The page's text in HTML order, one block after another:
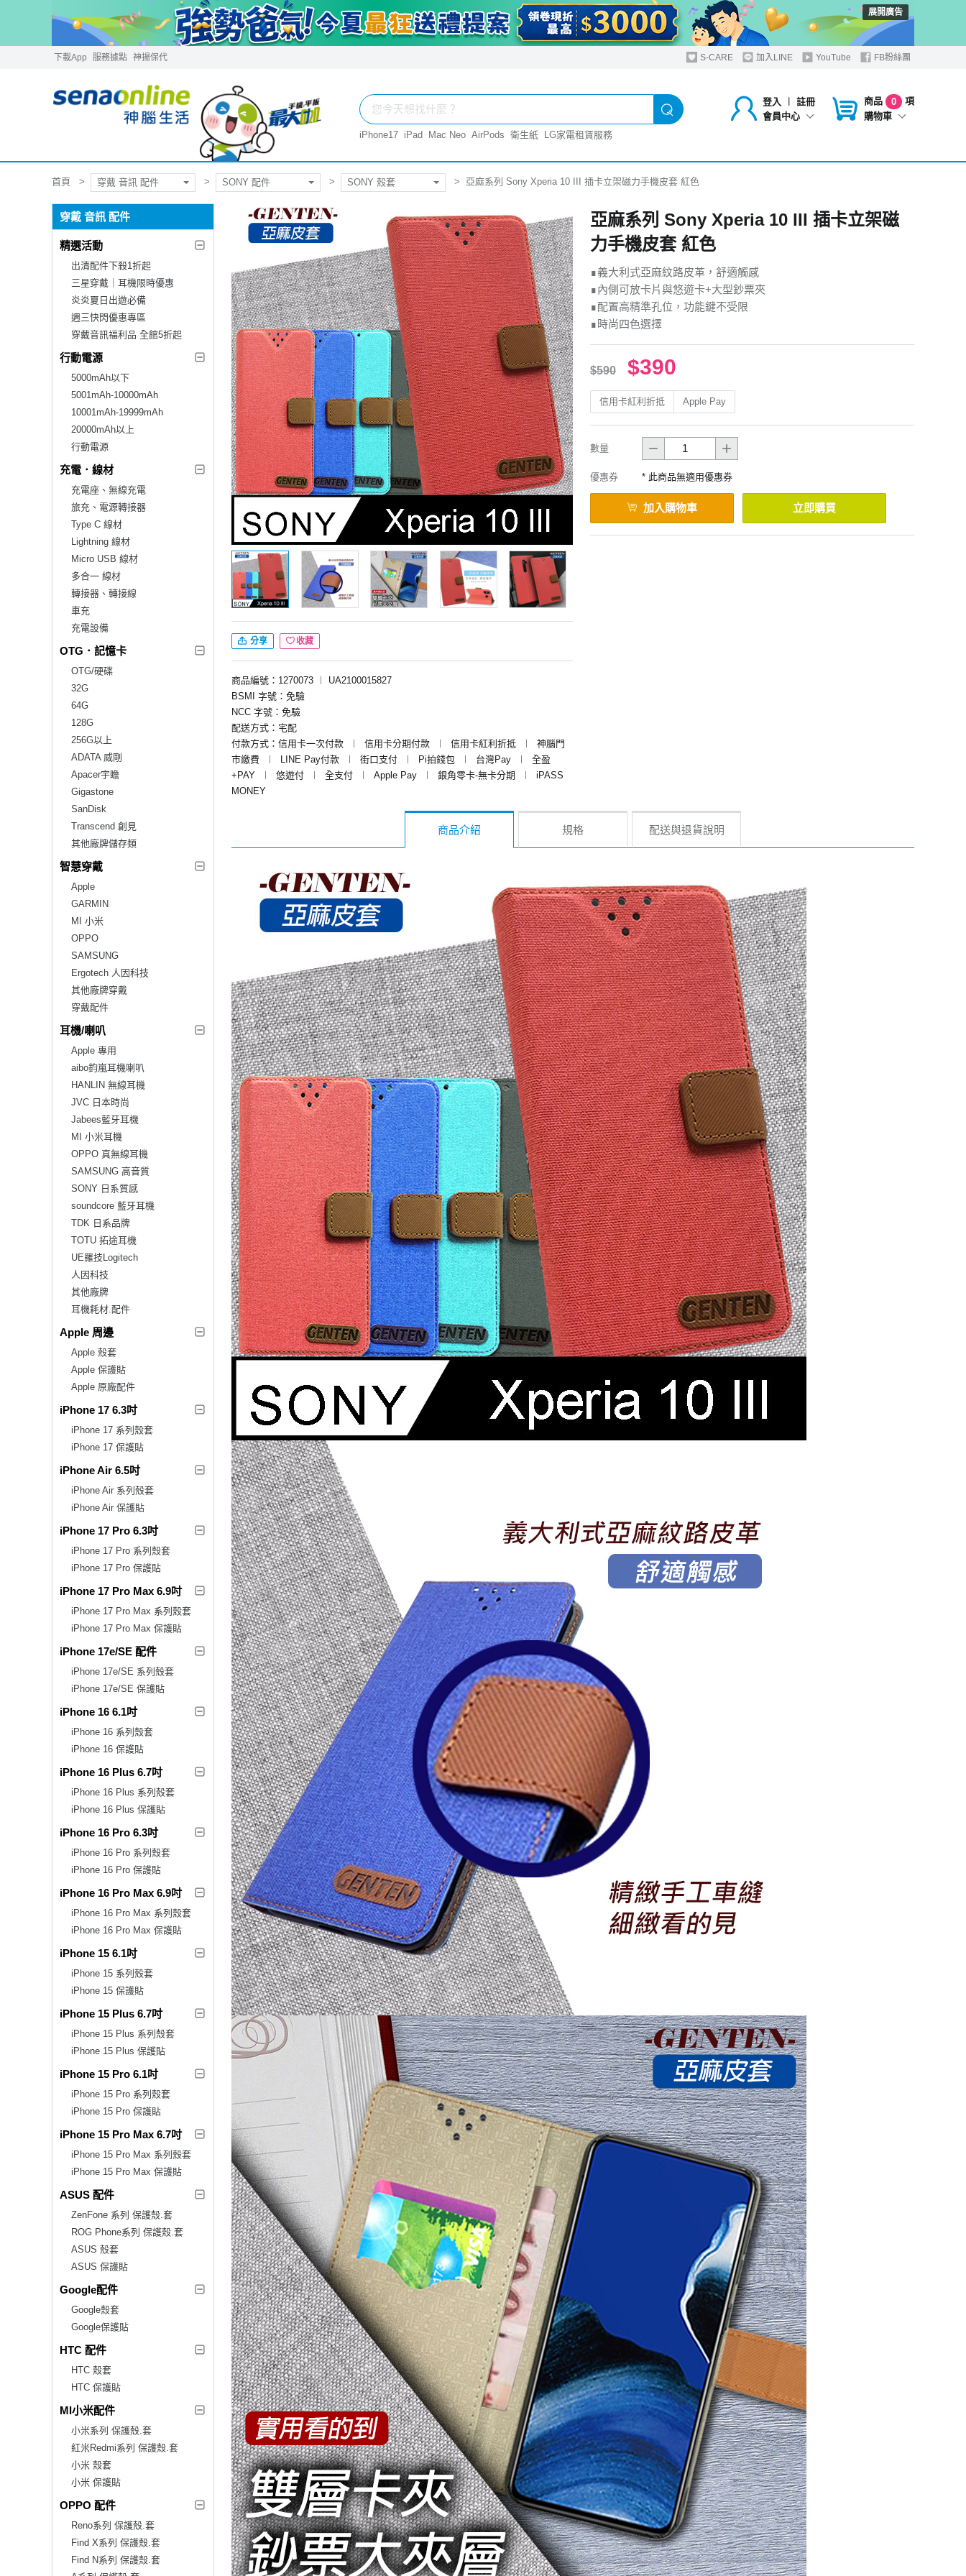
展開廣告
下載App 服務據點 神揚保代 S-CARE 加入LINE YouTube FB粉絲團
登入 ︱
註冊
會員中心
商品 0
項
購物車
iPhone17 iPad Mac Neo AirPods 衛生紙 LG家電租賃服務
首頁 穿戴 音訊 配件 SONY 配件 SONY 殼套 亞麻系列 Sony Xperia 10 III 插卡立架磁力手機皮套 紅色
穿戴 音訊 配件
精選活動
出清配件下殺1折起
三星穿戴｜耳機限時優惠
炎炎夏日出遊必備
週三快閃優惠專區
穿戴音訊福利品 全館5折起
行動電源
5000mAh以下
5001mAh-10000mAh
10001mAh-19999mAh
20000mAh以上
行動電源
充電．線材
充電座、無線充電
旅充、電源轉接器
Type C 線材
Lightning 線材
Micro USB 線材
多合一 線材
轉接器、轉接線
車充
充電設備
OTG．記憶卡
OTG/硬碟
32G
64G
128G
256G以上
ADATA 威剛
Apacer宇瞻
Gigastone
SanDisk
Transcend 創見
其他廠牌儲存類
智慧穿戴
Apple
GARMIN
MI 小米
OPPO
SAMSUNG
Ergotech 人因科技
其他廠牌穿戴
穿戴配件
耳機/喇叭
Apple 專用
aibo鈞嵐耳機喇叭
HANLIN 無線耳機
JVC 日本時尚
Jabees藍牙耳機
MI 小米耳機
OPPO 真無線耳機
SAMSUNG 高音質
SONY 日系質感
soundcore 藍牙耳機
TDK 日系品牌
TOTU 拓途耳機
UE羅技Logitech
人因科技
其他廠牌
耳機耗材.配件
Apple 周邊
Apple 殼套
Apple 保護貼
Apple 原廠配件
iPhone 17 6.3吋
iPhone 17 系列殼套
iPhone 17 保護貼
iPhone Air 6.5吋
iPhone Air 系列殼套
iPhone Air 保護貼
iPhone 17 Pro 6.3吋
iPhone 17 Pro 系列殼套
iPhone 17 Pro 保護貼
iPhone 17 Pro Max 6.9吋
iPhone 17 Pro Max 系列殼套
iPhone 17 Pro Max 保護貼
iPhone 17e/SE 配件
iPhone 17e/SE 系列殼套
iPhone 17e/SE 保護貼
iPhone 16 6.1吋
iPhone 16 系列殼套
iPhone 16 保護貼
iPhone 16 Plus 6.7吋
iPhone 16 Plus 系列殼套
iPhone 16 Plus 保護貼
iPhone 16 Pro 6.3吋
iPhone 16 Pro 系列殼套
iPhone 16 Pro 保護貼
iPhone 16 Pro Max 6.9吋
iPhone 16 Pro Max 系列殼套
iPhone 16 Pro Max 保護貼
iPhone 15 6.1吋
iPhone 15 系列殼套
iPhone 15 保護貼
iPhone 15 Plus 6.7吋
iPhone 15 Plus 系列殼套
iPhone 15 Plus 保護貼
iPhone 15 Pro 6.1吋
iPhone 15 Pro 系列殼套
iPhone 15 Pro 保護貼
iPhone 15 Pro Max 6.7吋
iPhone 15 Pro Max 系列殼套
iPhone 15 Pro Max 保護貼
ASUS 配件
ZenFone 系列 保護殼.套
ROG Phone系列 保護殼.套
ASUS 殼套
ASUS 保護貼
Google配件
Google殼套
Google保護貼
HTC 配件
HTC 殼套
HTC 保護貼
MI小米配件
小米系列 保護殼.套
紅米Redmi系列 保護殼.套
小米 殼套
小米 保護貼
OPPO 配件
Reno系列 保護殼.套
Find X系列 保護殼.套
Find N系列 保護殼.套
分享 收藏
商品編號：1270073 ︱
UA2100015827
BSMI 字號：免驗
NCC 字號：免驗
配送方式：宅配
付款方式：信用卡一次付款
︱ 信用卡分期付款 ︱ 信用卡紅利折抵 ︱
神腦門
市繳費
︱ LINE Pay付款 ︱ 街口支付 ︱ Pi拍錢包 ︱ 台灣Pay ︱
全盈
+PAY
︱ 悠遊付 ︱ 全支付 ︱ Apple Pay ︱ 銀角零卡-無卡分期 ︱
iPASS
MONEY
亞麻系列 Sony Xperia 10 III 插卡立架磁
力手機皮套 紅色
∎義大利式亞麻紋路皮革，舒適觸感
∎內側可放卡片與悠遊卡+大型鈔票夾
∎配置高精準孔位，功能鍵不受限
∎時尚四色選擇
$590 $390
信用卡紅利折抵 Apple Pay
數量
優惠券 * 此商品無適用優惠券
加入購物車 立即購買
商品介紹 規格 配送與退貨說明